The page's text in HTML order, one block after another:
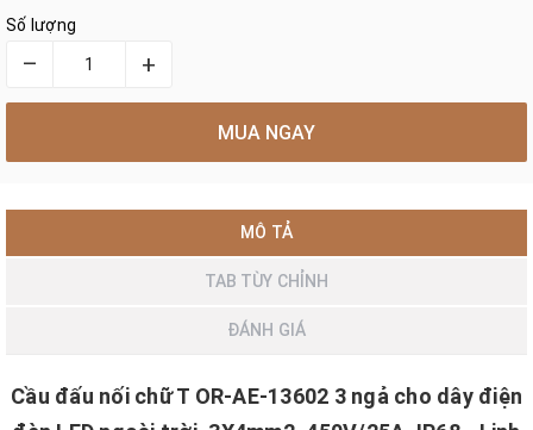
Số lượng
– +
MUA NGAY
MÔ TẢ
TAB TÙY CHỈNH
ĐÁNH GIÁ
Cầu đấu nối chữ T OR-AE-13602 3 ngả cho dây điện